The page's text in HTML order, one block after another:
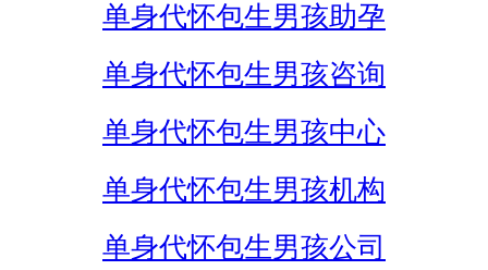
单身代怀包生男孩助孕
单身代怀包生男孩咨询
单身代怀包生男孩中心
单身代怀包生男孩机构
单身代怀包生男孩公司